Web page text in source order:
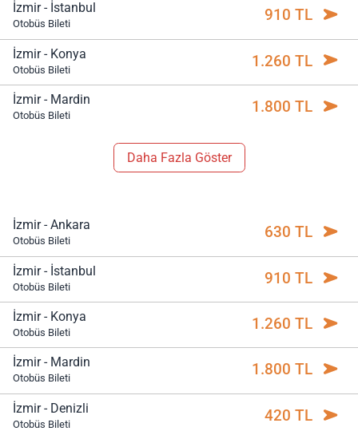
İzmir - İstanbul
Otobüs Bileti 910 TL
İzmir - Konya
Otobüs Bileti 1.260 TL
İzmir - Mardin
Otobüs Bileti 1.800 TL
Daha Fazla Göster
İzmir - Ankara
Otobüs Bileti 630 TL
İzmir - İstanbul
Otobüs Bileti 910 TL
İzmir - Konya
Otobüs Bileti 1.260 TL
İzmir - Mardin
Otobüs Bileti 1.800 TL
İzmir - Denizli
Otobüs Bileti 420 TL